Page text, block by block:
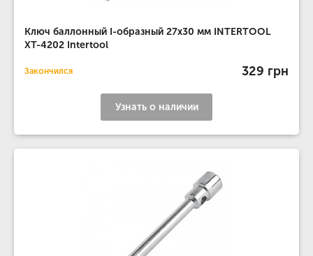
Ключ баллонный I-образный 27х30 мм INTERTOOL
XT-4202 Intertool
Закончился 329 грн
Узнать о наличии